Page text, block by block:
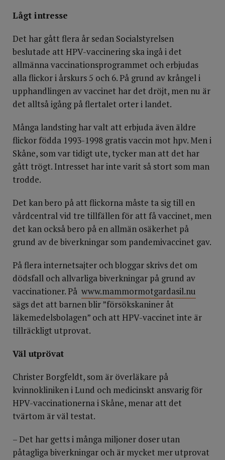
Lågt intresse
Det har gått flera år sedan Socialstyrelsen
beslutade att HPV-vaccinering ska ingå i det
allmänna vaccinationsprogrammet och erbjudas
alla flickor i årskurs 5 och 6. På grund av krångel i
upphandlingen av vaccinet har det dröjt, men nu är
det alltså igång på flertalet orter i landet.
Många landsting har valt att erbjuda även äldre
flickor födda 1993-1998 gratis vaccin mot hpv. Men i
Skåne, som var tidigt ute, tycker man att det har
gått trögt. Intresset har inte varit så stort som man
trodde.
Det kan bero på att flickorna måste ta sig till en
vårdcentral vid tre tillfällen för att få vaccinet, men
det kan också bero på en allmän osäkerhet på
grund av de biverkningar som pandemivaccinet gav.
På flera internetsajter och bloggar skrivs det om
dödsfall och allvarliga biverkningar på grund av
vaccinationer. På www.mammormotgardasil.nu
sägs det att barnen blir ”försökskaniner åt
läkemedelsbolagen” och att HPV-vaccinet inte är
tillräckligt utprovat.
Väl utprövat
Christer Borgfeldt, som är överläkare på
kvinnokliniken i Lund och medicinskt ansvarig för
HPV-vaccinationerna i Skåne, menar att det
tvärtom är väl testat.
– Det har getts i många miljoner doser utan
påtagliga biverkningar och är mycket mer utprovat